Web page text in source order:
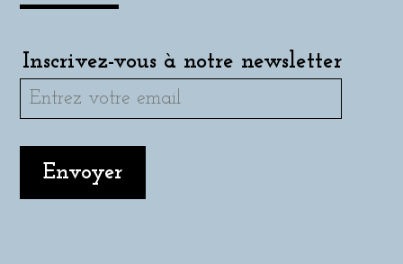
Inscrivez-vous à notre newsletter